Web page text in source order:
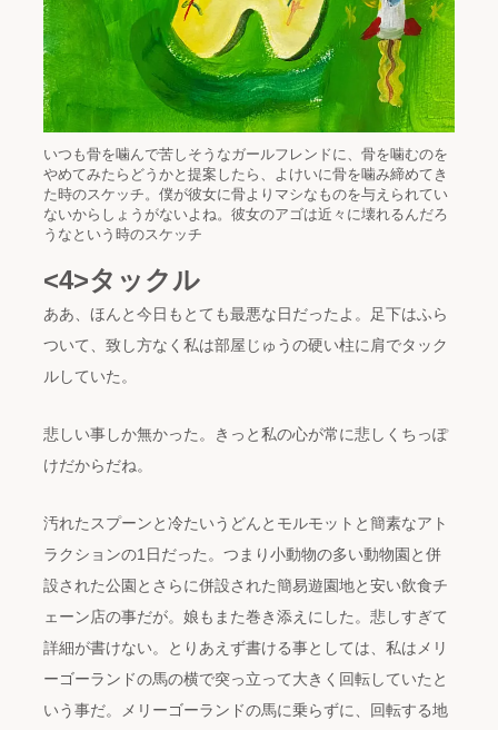
いつも骨を噛んで苦しそうなガールフレンドに、骨を噛むのを
やめてみたらどうかと提案したら、よけいに骨を噛み締めてき
た時のスケッチ。僕が彼女に骨よりマシなものを与えられてい
ないからしょうがないよね。彼女のアゴは近々に壊れるんだろ
うなという時のスケッチ
<4>タックル
ああ、ほんと今日もとても最悪な日だったよ。足下はふら
ついて、致し方なく私は部屋じゅうの硬い柱に肩でタック
ルしていた。
悲しい事しか無かった。きっと私の心が常に悲しくちっぽ
けだからだね。
汚れたスプーンと冷たいうどんとモルモットと簡素なアト
ラクションの1日だった。つまり小動物の多い動物園と併
設された公園とさらに併設された簡易遊園地と安い飲食チ
ェーン店の事だが。娘もまた巻き添えにした。悲しすぎて
詳細が書けない。とりあえず書ける事としては、私はメリ
ーゴーランドの馬の横で突っ立って大きく回転していたと
いう事だ。メリーゴーランドの馬に乗らずに、回転する地